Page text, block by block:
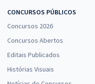
CONCURSOS PÚBLICOS
Concursos 2026
Concursos Abertos
Editais Publicados
Histórias Visuais